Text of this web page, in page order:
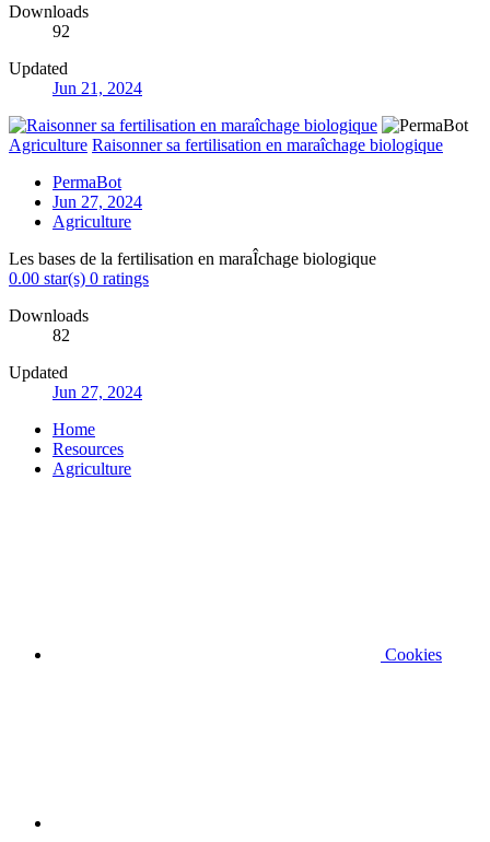
Downloads
92
Updated
Jun 21, 2024
Agriculture Raisonner sa fertilisation en maraîchage biologique
PermaBot
Jun 27, 2024
Agriculture
Les bases de la fertilisation en maraÎchage biologique
0.00 star(s) 0 ratings
Downloads
82
Updated
Jun 27, 2024
Home
Resources
Agriculture
Cookies